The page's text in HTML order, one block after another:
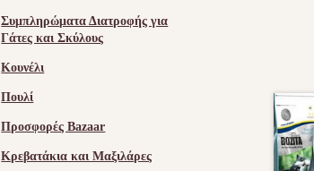
Συμπληρώματα Διατροφής για
Γάτες και Σκύλους
Κουνέλι
Πουλί
Προσφορές Bazaar
Κρεβατάκια και Μαξιλάρες